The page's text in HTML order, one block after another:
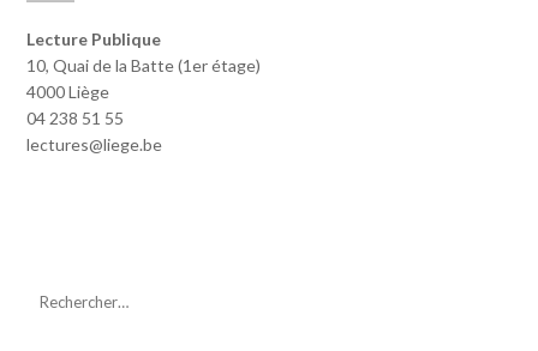
Lecture Publique
10, Quai de la Batte (1er étage)
4000 Liège
04 238 51 55
lectures@liege.be